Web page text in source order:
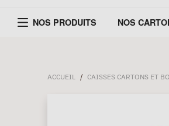
NOS PRODUITS NOS
ACCUEIL / CAISSES CARTONS ET